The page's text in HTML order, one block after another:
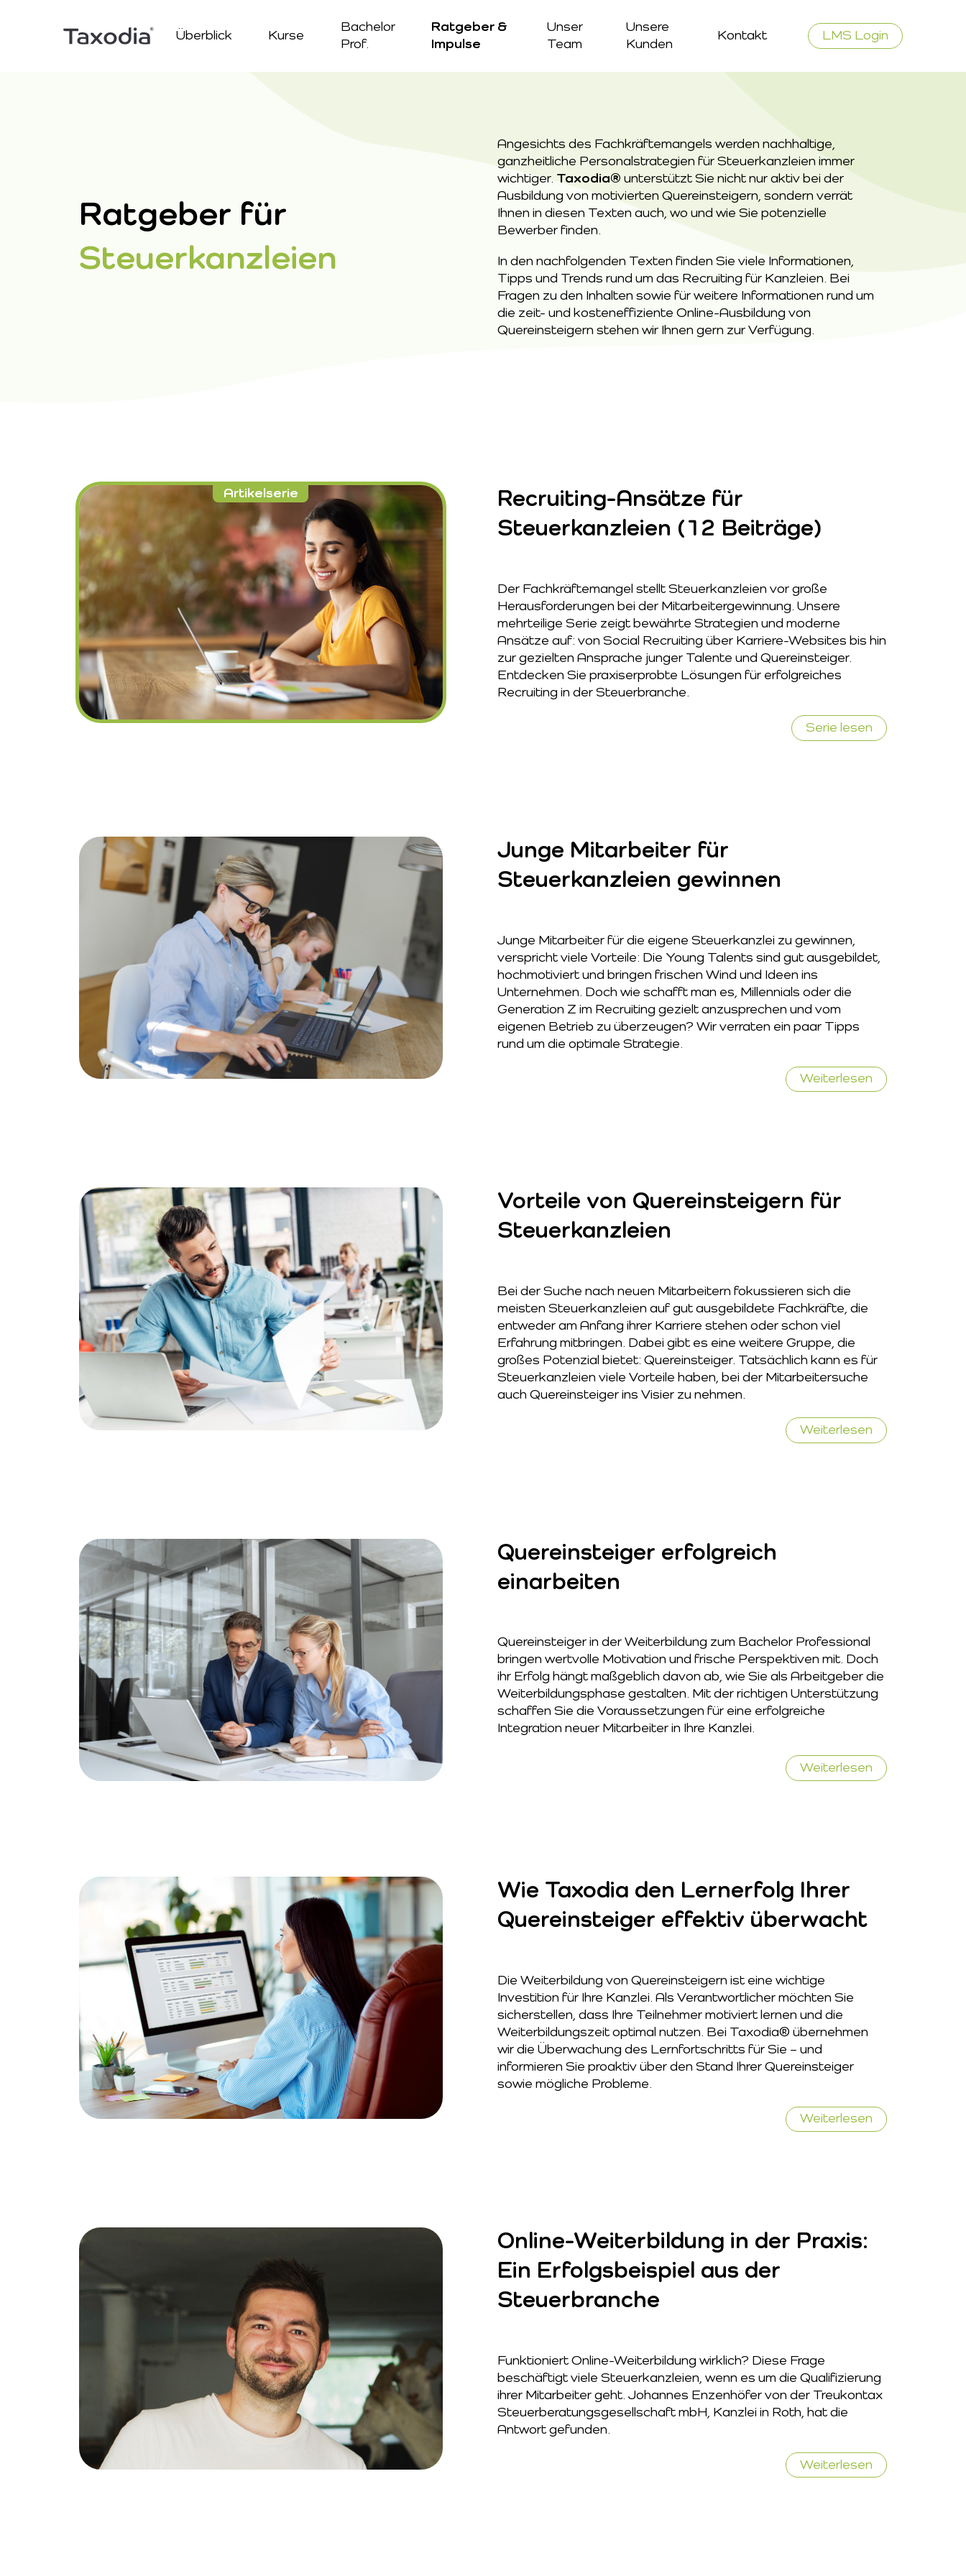
überspringen
Überblick Kurse
Bachelor
Prof.
Ratgeber &
Impulse
Unser
Team
Unsere
Kunden
Kontakt LMS Login
Ratgeber für
Steuerkanzleien
Angesichts des Fachkräftemangels werden nachhaltige,
ganzheitliche Personalstrategien für Steuerkanzleien immer
wichtiger. Taxodia® unterstützt Sie nicht nur aktiv bei der
Ausbildung von motivierten Quereinsteigern, sondern verrät
Ihnen in diesen Texten auch, wo und wie Sie potenzielle
Bewerber finden.
In den nachfolgenden Texten finden Sie viele Informationen,
Tipps und Trends rund um das Recruiting für Kanzleien. Bei
Fragen zu den Inhalten sowie für weitere Informationen rund um
die zeit- und kosteneffiziente Online-Ausbildung von
Quereinsteigern stehen wir Ihnen gern zur Verfügung.
Recruiting-Ansätze für
Steuerkanzleien (12 Beiträge)
Der Fachkräftemangel stellt Steuerkanzleien vor große
Herausforderungen bei der Mitarbeitergewinnung. Unsere
mehrteilige Serie zeigt bewährte Strategien und moderne
Ansätze auf: von Social Recruiting über Karriere-Websites bis hin
zur gezielten Ansprache junger Talente und Quereinsteiger.
Entdecken Sie praxiserprobte Lösungen für erfolgreiches
Recruiting in der Steuerbranche.
Serie lesen
Junge Mitarbeiter für
Steuerkanzleien gewinnen
Junge Mitarbeiter für die eigene Steuerkanzlei zu gewinnen,
verspricht viele Vorteile: Die Young Talents sind gut ausgebildet,
hochmotiviert und bringen frischen Wind und Ideen ins
Unternehmen. Doch wie schafft man es, Millennials oder die
Generation Z im Recruiting gezielt anzusprechen und vom
eigenen Betrieb zu überzeugen? Wir verraten ein paar Tipps
rund um die optimale Strategie.
Weiterlesen Junge
Mitarbeiter
Vorteile von Quereinsteigern für
Steuerkanzleien
Bei der Suche nach neuen Mitarbeitern fokussieren sich die
meisten Steuerkanzleien auf gut ausgebildete Fachkräfte, die
entweder am Anfang ihrer Karriere stehen oder schon viel
Erfahrung mitbringen. Dabei gibt es eine weitere Gruppe, die
großes Potenzial bietet: Quereinsteiger. Tatsächlich kann es für
Steuerkanzleien viele Vorteile haben, bei der Mitarbeitersuche
auch Quereinsteiger ins Visier zu nehmen.
Weiterlesen Vorteile
von
Quereinsteiger erfolgreich
einarbeiten
Quereinsteiger in der Weiterbildung zum Bachelor Professional
bringen wertvolle Motivation und frische Perspektiven mit. Doch
ihr Erfolg hängt maßgeblich davon ab, wie Sie als Arbeitgeber die
Weiterbildungsphase gestalten. Mit der richtigen Unterstützung
schaffen Sie die Voraussetzungen für eine erfolgreiche
Integration neuer Mitarbeiter in Ihre Kanzlei.
Weiterlesen Quereinsteiger
erfolgreich
Wie Taxodia den Lernerfolg Ihrer
Quereinsteiger effektiv überwacht
Die Weiterbildung von Quereinsteigern ist eine wichtige
Investition für Ihre Kanzlei. Als Verantwortlicher möchten Sie
sicherstellen, dass Ihre Teilnehmer motiviert lernen und die
Weiterbildungszeit optimal nutzen. Bei Taxodia® übernehmen
wir die Überwachung des Lernfortschritts für Sie – und
informieren Sie proaktiv über den Stand Ihrer Quereinsteiger
sowie mögliche Probleme.
Weiterlesen Wie
Taxodia
Online-Weiterbildung in der Praxis:
Ein Erfolgsbeispiel aus der
Steuerbranche
Funktioniert Online-Weiterbildung wirklich? Diese Frage
beschäftigt viele Steuerkanzleien, wenn es um die Qualifizierung
ihrer Mitarbeiter geht. Johannes Enzenhöfer von der Treukontax
Steuerberatungsgesellschaft mbH, Kanzlei in Roth, hat die
Antwort gefunden.
Weiterlesen Online-
Weiterbildung